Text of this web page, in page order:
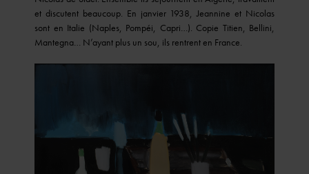
et discutent beaucoup. En janvier 1938, Jeannine et Nicolas
sont en Italie (Naples, Pompéi, Capri…). Copie Titien, Bellini,
Mantegna… N’ayant plus un sou, ils rentrent en France.